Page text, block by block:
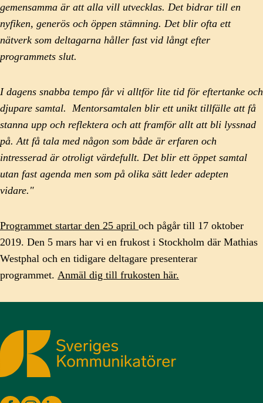
gemensamma är att alla vill utvecklas. Det bidrar till en
nyfiken, generös och öppen stämning. Det blir ofta ett
nätverk som deltagarna håller fast vid långt efter
programmets slut.
I dagens snabba tempo får vi alltför lite tid för eftertanke och
djupare samtal. Mentorsamtalen blir ett unikt tillfälle att få
stanna upp och reflektera och att framför allt att bli lyssnad
på. Att få tala med någon som både är erfaren och
intresserad är otroligt värdefullt. Det blir ett öppet samtal
utan fast agenda men som på olika sätt leder adepten
vidare."
Programmet startar den 25 april och pågår till 17 oktober
2019. Den 5 mars har vi en frukost i Stockholm där Mathias
Westphal och en tidigare deltagare presenterar
programmet. Anmäl dig till frukosten här.
Sveriges Kommunikatörer